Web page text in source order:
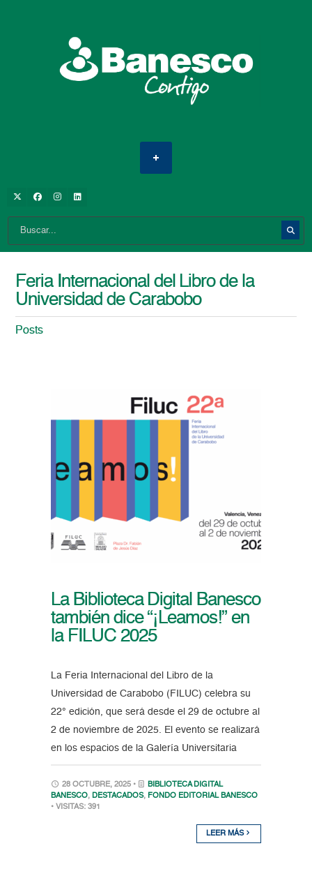
Feria Internacional del Libro de la
Universidad de Carabobo
Posts
La Biblioteca Digital Banesco
también dice “¡Leamos!” en
la FILUC 2025
La Feria Internacional del Libro de la
Universidad de Carabobo (FILUC) celebra su
22° edición, que será desde el 29 de octubre al
2 de noviembre de 2025. El evento se realizará
en los espacios de la Galería Universitaria
28 OCTUBRE, 2025 •
BIBLIOTECA DIGITAL
BANESCO, DESTACADOS, FONDO EDITORIAL BANESCO
• VISITAS: 391
LEER MÁS